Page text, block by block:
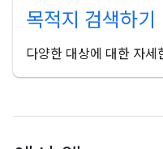
목적지 검색하기
다양한 대상에 대한 자세